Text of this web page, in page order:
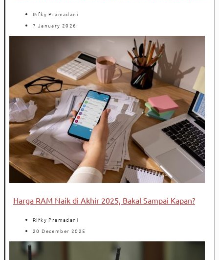
Rifky Pramadani
7 January 2026
Harga RAM Naik di Akhir 2025, Bakal Sampai Kapan?
Rifky Pramadani
20 December 2025